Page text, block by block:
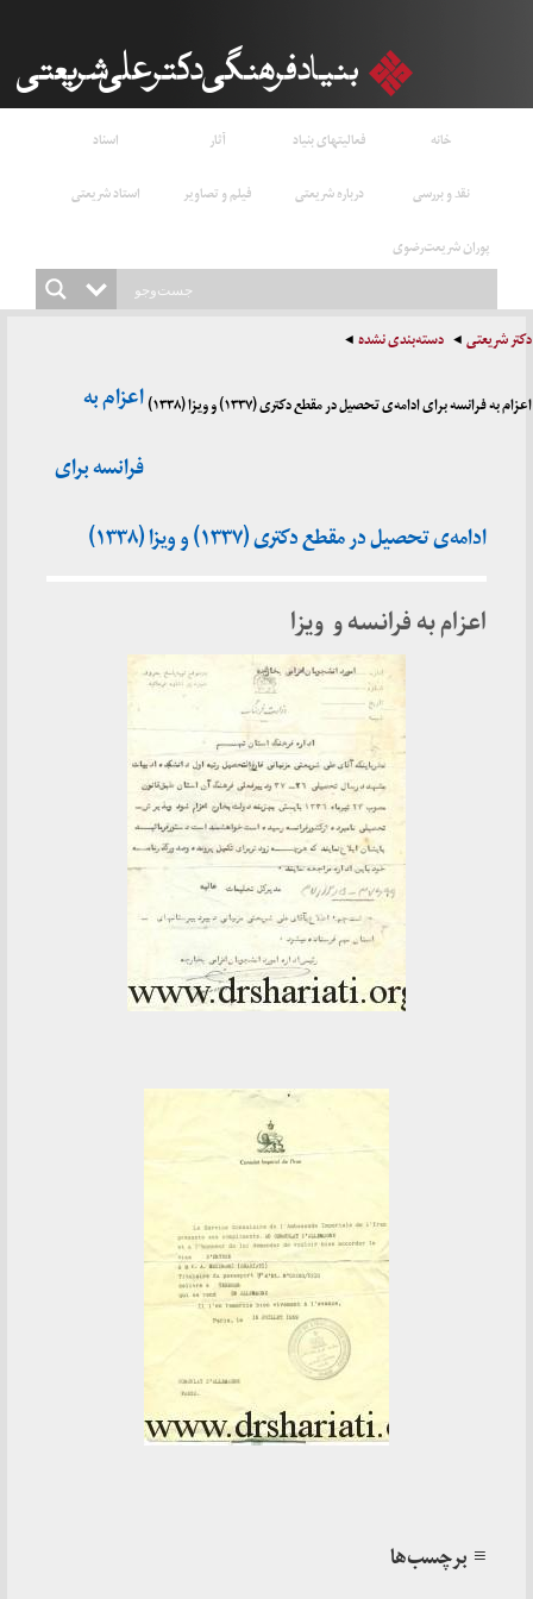
خانه فعالیتهای بنیاد آثار
اسناد
نقد و بررسی
درباره شریعتی فیلم و تصاویر
استاد شریعتی
پوران شریعت‌رضوی
دکتر شریعتی دسته‌بندی نشده
اعزام به فرانسه برای ادامه‌ی تحصیل در مقطع دکتری (۱۳۳۷) و ویزا (۱۳۳۸)
اعزام به
فرانسه برای
ادامه‌ی تحصیل در مقطع دکتری (۱۳۳۷) و ویزا (۱۳۳۸)
اعزام به فرانسه و ویزا
≡ برچسب‌ها